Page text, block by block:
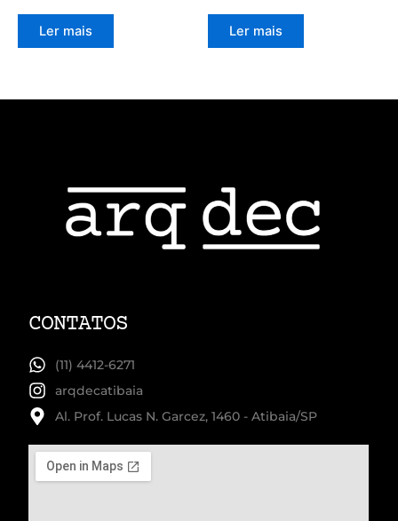
Ler mais Ler mais
CONTATOS
(11) 4412-6271
arqdecatibaia
Al. Prof. Lucas N. Garcez, 1460 - Atibaia/SP